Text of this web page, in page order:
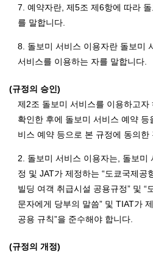
7. 예약자란, 제5조 제6항에 따라
를 말합니다.
8. 돌보미 서비스 이용자란 돌보미
서비스를 이용하는 자를 말합니다.
(규정의 승인)
제2조 돌보미 서비스를 이용하고
확인한 후에 돌보미 서비스 예약
비스 예약 등으로 본 규정에 동의한
2. 돌보미 서비스 이용자는, 돌보미
정 및 JAT가 제정하는 “도쿄국제공
빌딩 여객 취급시설 공용규정” 및 “
문자에게 당부의 말씀” 및 TIAT가
공용 규칙”을 준수해야 합니다.
(규정의 개정)